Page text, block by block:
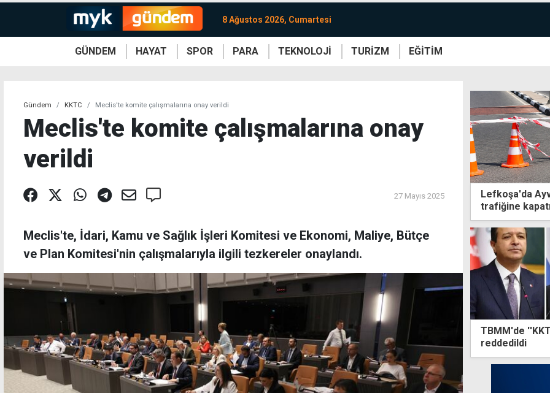
8 Ağustos 2026, Cumartesi
GÜNDEM HAYAT SPOR PARA TEKNOLOJİ TURİZM EĞİTİM
Gündem KKTC Meclis'te komite çalışmalarına onay verildi
Meclis'te komite çalışmalarına onay
verildi
27 Mayıs 2025
Meclis'te, İdari, Kamu ve Sağlık İşleri Komitesi ve Ekonomi, Maliye, Bütçe
ve Plan Komitesi'nin çalışmalarıyla ilgili tezkereler onaylandı.
Lefkoşa'da
trafiğine
TBMM'de
reddedildi